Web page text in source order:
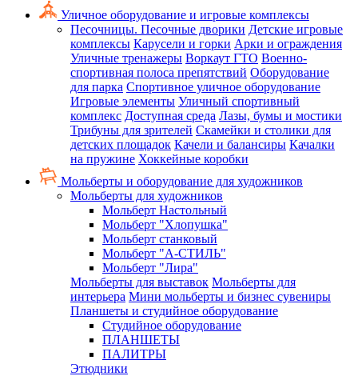
Уличное оборудование и игровые комплексы
Песочницы. Песочные дворики Детские игровые
комплексы Карусели и горки Арки и ограждения
Уличные тренажеры Воркаут ГТО Военно-
спортивная полоса препятствий Оборудование
для парка Спортивное уличное оборудование
Игровые элементы Уличный спортивный
комплекс Доступная среда Лазы, бумы и мостики
Трибуны для зрителей Скамейки и столики для
детских площадок Качели и балансиры Качалки
на пружине Хоккейные коробки
Мольберты и оборудование для художников
Мольберты для художников
Мольберт Настольный
Мольберт "Хлопушка"
Мольберт станковый
Мольберт "А-СТИЛЬ"
Мольберт "Лира"
Мольберты для выставок Мольберты для
интерьера Мини мольберты и бизнес сувениры
Планшеты и студийное оборудование
Студийное оборудование
ПЛАНШЕТЫ
ПАЛИТРЫ
Этюдники